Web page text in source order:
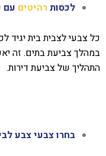
לכסותרהיטים עם
כל צבעי לצבית בית יגיד
במהלך צביעת בתים. זה
התהליך של צביעת דירות.
בחרו צבעי צבע